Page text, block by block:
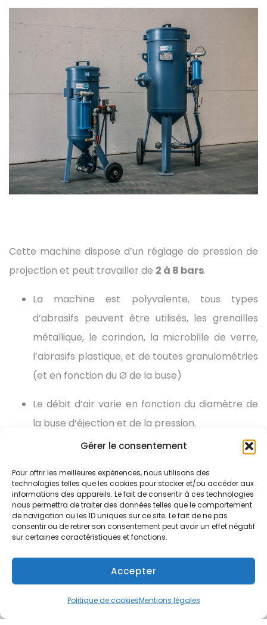
Gérer le consentement
Pour offrir les meilleures expériences, nous utilisons des
technologies telles que les cookies pour stocker et/ou accéder aux
informations des appareils. Le fait de consentir à ces technologies
nous permettra de traiter des données telles que le comportement
de navigation ou les ID uniques sur ce site. Le fait de ne pas
consentir ou de retirer son consentement peut avoir un effet négatif
sur certaines caractéristiques et fonctions.
Accepter
Politique de cookiesMentions légales
Cette machine dispose d’un réglage de pression de
projection et peut travailler de 2 à 8 bars.
La machine est polyvalente, tous types
d’abrasifs peuvent être utilisés, les grenailles
métallique, le corindon, la microbille de verre,
l’abrasifs plastique, et de toutes granulométries
(et en fonction du Ø de la buse)
Le débit d’air varie en fonction du diamètre de
la buse d’éjection et de la pression.
DESCRIPTION